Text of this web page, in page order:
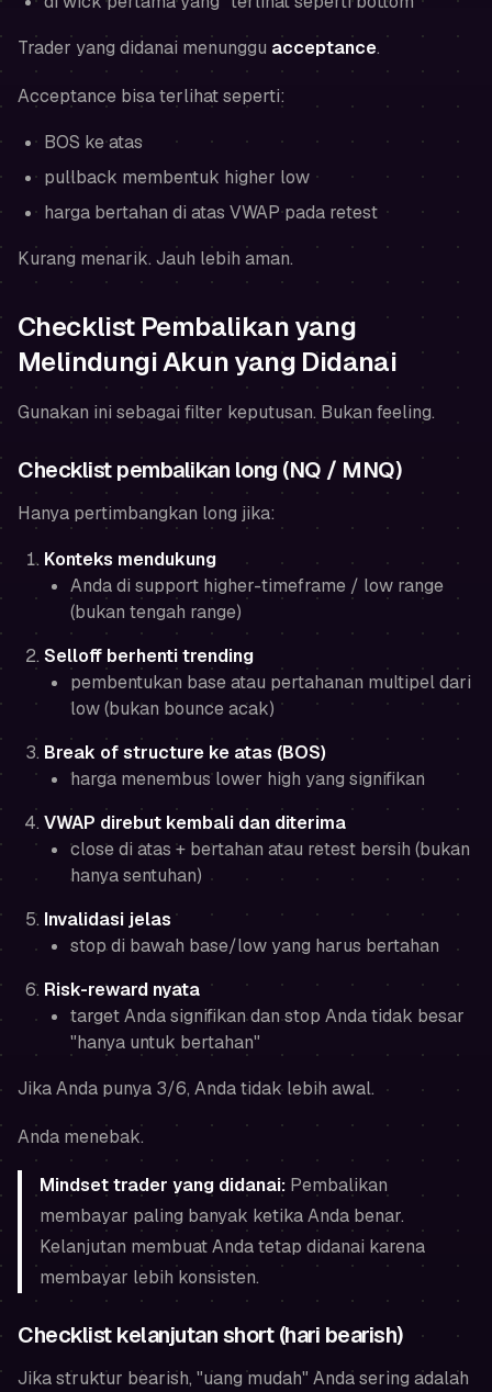
Trader yang didanai menunggu acceptance.
Acceptance bisa terlihat seperti:
BOS ke atas
pullback membentuk higher low
harga bertahan di atas VWAP pada retest
Kurang menarik. Jauh lebih aman.
Checklist Pembalikan yang
Melindungi Akun yang Didanai
Gunakan ini sebagai filter keputusan. Bukan feeling.
Checklist pembalikan long (NQ / MNQ)
Hanya pertimbangkan long jika:
Konteks mendukung
Anda di support higher-timeframe / low range
(bukan tengah range)
Selloff berhenti trending
pembentukan base atau pertahanan multipel dari
low (bukan bounce acak)
Break of structure ke atas (BOS)
harga menembus lower high yang signifikan
VWAP direbut kembali dan diterima
close di atas + bertahan atau retest bersih (bukan
hanya sentuhan)
Invalidasi jelas
stop di bawah base/low yang harus bertahan
Risk-reward nyata
target Anda signifikan dan stop Anda tidak besar
"hanya untuk bertahan"
Jika Anda punya 3/6, Anda tidak lebih awal.
Anda menebak.
Mindset trader yang didanai: Pembalikan
membayar paling banyak ketika Anda benar.
Kelanjutan membuat Anda tetap didanai karena
membayar lebih konsisten.
Checklist kelanjutan short (hari bearish)
Jika struktur bearish, "uang mudah" Anda sering adalah